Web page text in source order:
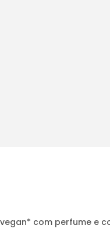
com perfume e